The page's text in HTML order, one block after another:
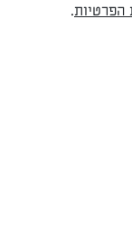
הפרטיות.